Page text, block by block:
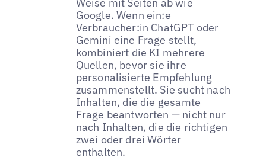
Weise mit Seiten ab wie
Google. Wenn ein:e
Verbraucher:in ChatGPT oder
Gemini eine Frage stellt,
kombiniert die KI mehrere
Quellen, bevor sie ihre
personalisierte Empfehlung
zusammenstellt. Sie sucht nach
Inhalten, die die gesamte
Frage beantworten — nicht nur
nach Inhalten, die die richtigen
zwei oder drei Wörter
enthalten.